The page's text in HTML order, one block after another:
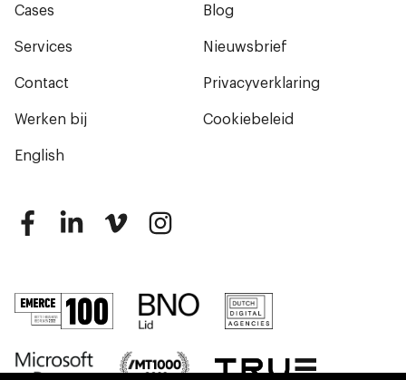
Cases
Services
Blog
Nieuwsbrief
Contact
Werken bij
English
Privacyverklaring
Cookiebeleid